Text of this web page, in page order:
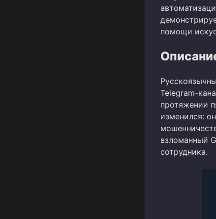
помощи
Telegram-
протяжении
изменился:
взломанный
сотрудника.